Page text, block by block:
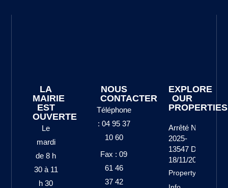
LA
MAIRIE
EST
OUVERTE
Le
mardi
de 8 h
30 à 11
h 30
NOUS
CONTACTER
Téléphone
: 04 95 37
10 60
Fax : 09
61 46
37 42
EXPLORE
OUR
PROPERTIES
Arrêté N°
2025-
13547 Du
18/11/2025
Property